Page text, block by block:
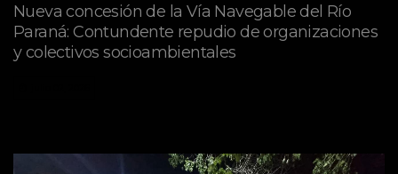
Nueva concesión de la Vía Navegable del Río
Paraná: Contundente repudio de organizaciones
y colectivos socioambientales